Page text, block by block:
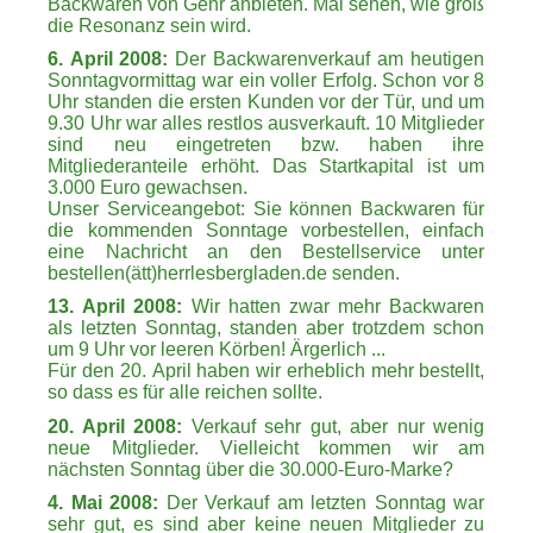
Backwaren von Gehr anbieten. Mal sehen, wie groß
die Resonanz sein wird.
6. April 2008: Der Backwarenverkauf am heutigen
Sonntagvormittag war ein voller Erfolg. Schon vor 8
Uhr standen die ersten Kunden vor der Tür, und um
9.30 Uhr war alles restlos ausverkauft. 10 Mitglieder
sind neu eingetreten bzw. haben ihre
Mitgliederanteile erhöht. Das Startkapital ist um
3.000 Euro gewachsen.
Unser Serviceangebot: Sie können Backwaren für
die kommenden Sonntage vorbestellen, einfach
eine Nachricht an den Bestellservice unter
bestellen(ätt)herrlesbergladen.de senden.
13. April 2008: Wir hatten zwar mehr Backwaren
als letzten Sonntag, standen aber trotzdem schon
um 9 Uhr vor leeren Körben! Ärgerlich ...
Für den 20. April haben wir erheblich mehr bestellt,
so dass es für alle reichen sollte.
20. April 2008: Verkauf sehr gut, aber nur wenig
neue Mitglieder. Vielleicht kommen wir am
nächsten Sonntag über die 30.000-Euro-Marke?
4. Mai 2008: Der Verkauf am letzten Sonntag war
sehr gut, es sind aber keine neuen Mitglieder zu